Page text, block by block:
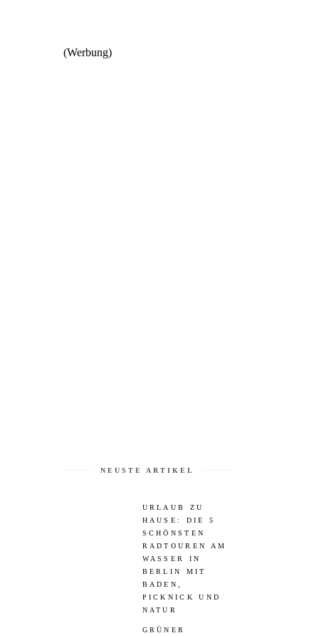
NEUSTE ARTIKEL
URLAUB ZU
HAUSE: DIE 5
SCHÖNSTEN
RADTOUREN AM
WASSER IN
BERLIN MIT
BADEN,
PICKNICK UND
NATUR
GRÜNER